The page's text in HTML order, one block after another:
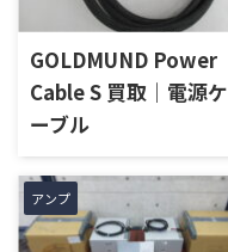
GOLDMUND Power
Cable S 買取｜電源ケ
ーブル
アンプ